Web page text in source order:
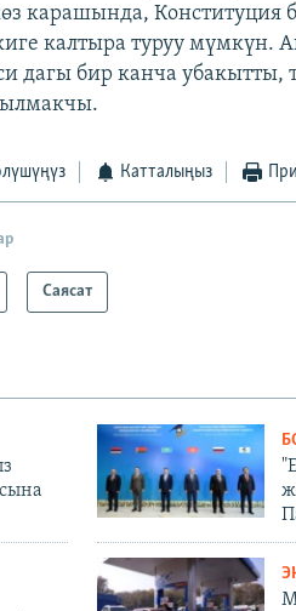
карашында, Конституция
калтыра туруу мүмкүн.
дагы бир канча
Катталыңыз
Саясат